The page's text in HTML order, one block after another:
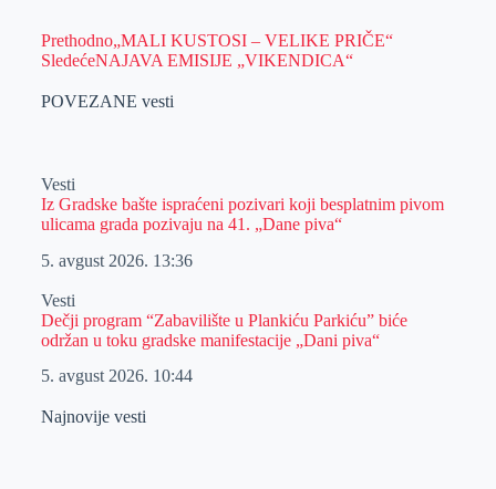
Prethodno„MALI KUSTOSI – VELIKE PRIČE“
SledećeNAJAVA EMISIJE „VIKENDICA“
POVEZANE vesti
Vesti
Iz Gradske bašte ispraćeni pozivari koji besplatnim pivom
ulicama grada pozivaju na 41. „Dane piva“
5. avgust 2026. 13:36
Vesti
Dečji program “Zabavilište u Plankiću Parkiću” biće
održan u toku gradske manifestacije „Dani piva“
5. avgust 2026. 10:44
Najnovije vesti